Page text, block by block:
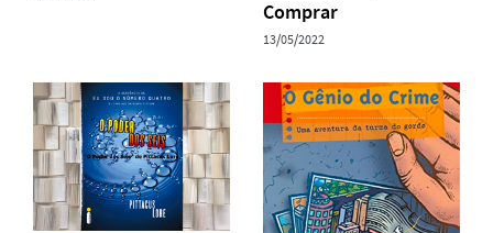
Comprar
13/05/2022